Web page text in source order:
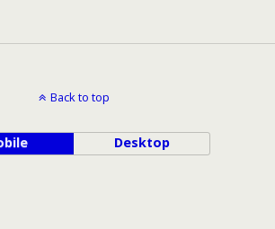
Back to top
Desktop